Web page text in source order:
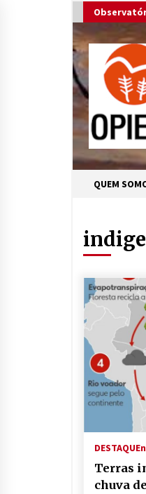
to
content
QUEM
DESTAQUE
Terras
chuva